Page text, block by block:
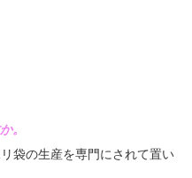
。
袋の生産を専門にされて置い